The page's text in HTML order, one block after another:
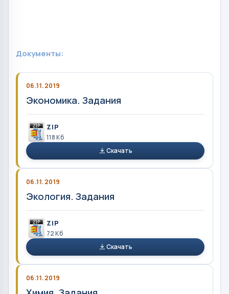
Документы:
06.11.2019
Экономика. Задания
ZIP
118 Кб
Скачать
06.11.2019
Экология. Задания
ZIP
72 Кб
Скачать
06.11.2019